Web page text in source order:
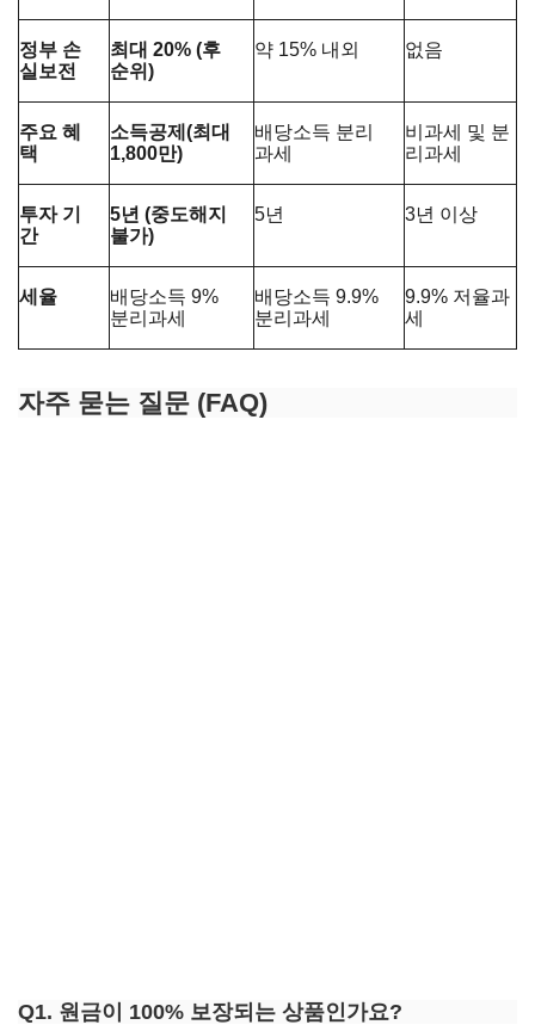
정부 손
실보전
최대 20% (후
순위)
약 15% 내외 없음
주요 혜
택
소득공제(최대
1,800만)
배당소득 분리
과세
비과세 및 분
리과세
투자 기
간
5년 (중도해지
불가)
5년 3년 이상
세율
배당소득 9%
분리과세
배당소득 9.9%
분리과세
9.9% 저율과
세
자주 묻는 질문 (FAQ)
Q1. 원금이 100% 보장되는 상품인가요?